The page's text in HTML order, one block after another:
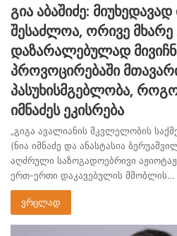
გია აბაშიძე:
შესაძლოა, ორივე
დაზარალებულად
პროვოცირებაში
პასუხისმგებლობა,
იმნაძეს ეკისრება
„გიგა ავალიანის მკვლელობის
(ნია იმნაძე და ანასტასია
აღძრული საზოგადოებრივი
ერთ-ერთი დაკავებულის მშობლის…
ვრცლად